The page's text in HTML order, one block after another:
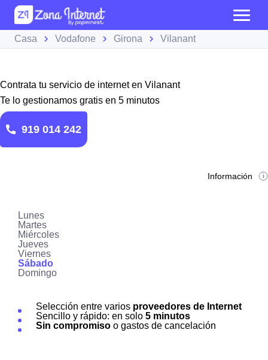
Casa Vodafone Girona Vilanant
Contrata tu servicio de internet en Vilanant
Te lo gestionamos gratis en 5 minutos
919 014 242
Información
Lunes
Martes
Miércoles
Jueves
Viernes
Sábado
Domingo
Selección entre varios proveedores de Internet
Sencillo y rápido: en solo 5 minutos
Sin compromiso o gastos de cancelación